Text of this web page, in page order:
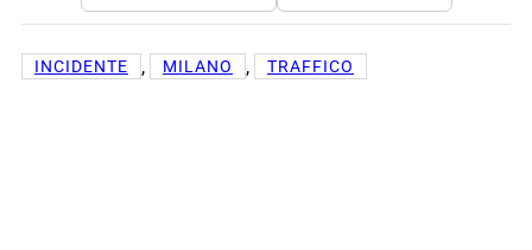
INCIDENTE , MILANO , TRAFFICO